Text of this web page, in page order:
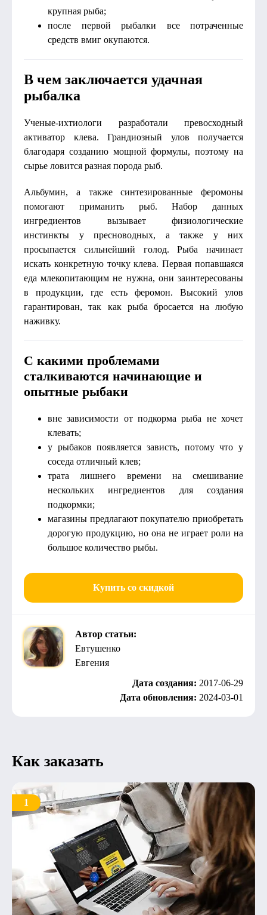
крупная рыба;
после первой рыбалки все потраченные
средств вмиг окупаются.
В чем заключается удачная
рыбалка
Ученые-ихтиологи разработали превосходный
активатор клева. Грандиозный улов получается
благодаря созданию мощной формулы, поэтому на
сырье ловится разная порода рыб.
Альбумин, а также синтезированные феромоны
помогают приманить рыб. Набор данных
ингредиентов вызывает физиологические
инстинкты у пресноводных, а также у них
просыпается сильнейший голод. Рыба начинает
искать конкретную точку клева. Первая попавшаяся
еда млекопитающим не нужна, они заинтересованы
в продукции, где есть феромон. Высокий улов
гарантирован, так как рыба бросается на любую
наживку.
С какими проблемами
сталкиваются начинающие и
опытные рыбаки
вне зависимости от подкорма рыба не хочет
клевать;
у рыбаков появляется зависть, потому что у
соседа отличный клев;
трата лишнего времени на смешивание
нескольких ингредиентов для создания
подкормки;
магазины предлагают покупателю приобретать
дорогую продукцию, но она не играет роли на
большое количество рыбы.
Купить со скидкой
Автор статьи:
Евтушенко
Евгения
Дата создания: 2017-06-29
Дата обновления: 2024-03-01
Как заказать
1